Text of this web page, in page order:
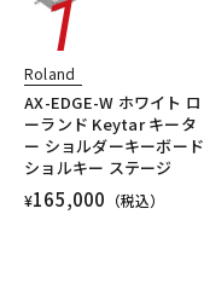
Roland
AX-EDGE-W ホワイト ロ
ーランド Keytar キータ
ー ショルダーキーボード
ショルキー ステージ
¥165,000 （税込）